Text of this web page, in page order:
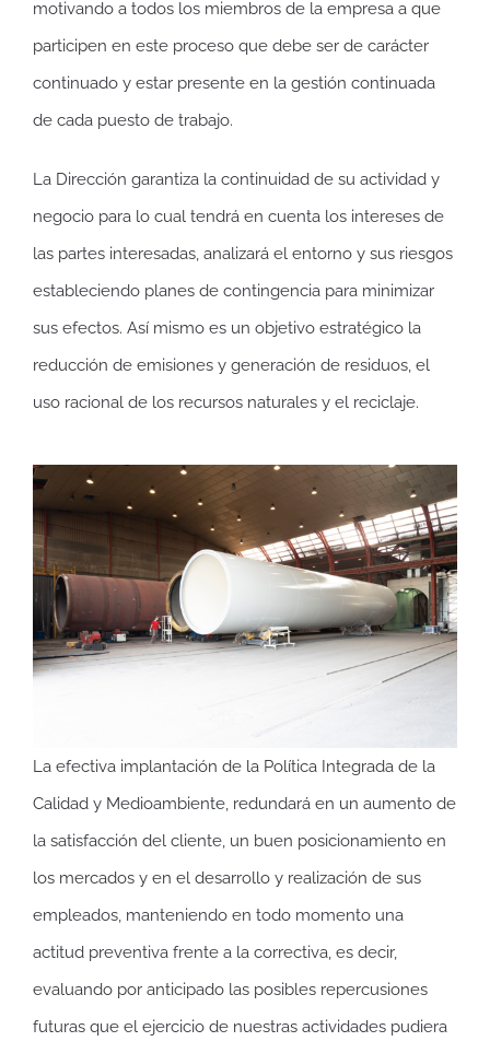
motivando a todos los miembros de la empresa a que
participen en este proceso que debe ser de carácter
continuado y estar presente en la gestión continuada
de cada puesto de trabajo.
La Dirección garantiza la continuidad de su actividad y
negocio para lo cual tendrá en cuenta los intereses de
las partes interesadas, analizará el entorno y sus riesgos
estableciendo planes de contingencia para minimizar
sus efectos. Así mismo es un objetivo estratégico la
reducción de emisiones y generación de residuos, el
uso racional de los recursos naturales y el reciclaje.
La efectiva implantación de la Política Integrada de la
Calidad y Medioambiente, redundará en un aumento de
la satisfacción del cliente, un buen posicionamiento en
los mercados y en el desarrollo y realización de sus
empleados, manteniendo en todo momento una
actitud preventiva frente a la correctiva, es decir,
evaluando por anticipado las posibles repercusiones
futuras que el ejercicio de nuestras actividades pudiera